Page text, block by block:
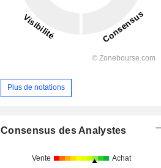
Plus de notations
Consensus des Analystes
Vente Achat